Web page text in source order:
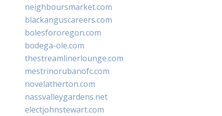
neighboursmarket.com
blackanguscareers.com
bolesfororegon.com
bodega-ole.com
thestreamlinerlounge.com
mestrinorubanofc.com
novelatherton.com
nassvalleygardens.net
electjohnstewart.com